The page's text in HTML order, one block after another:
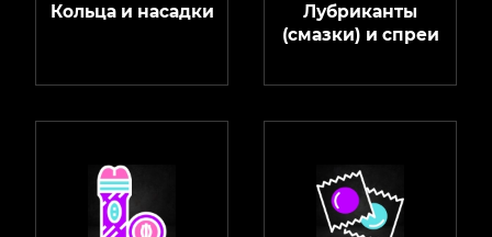
Кольца и насадки
Лубриканты
(смазки) и спреи